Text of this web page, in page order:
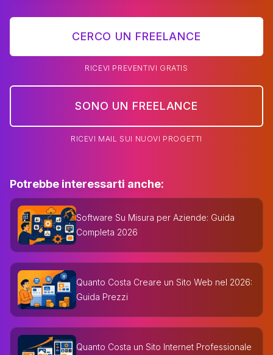
CERCO UN FREELANCE
RICEVI PREVENTIVI GRATIS
SONO UN FREELANCE
RICEVI MAIL SUI NUOVI PROGETTI
Potrebbe interessarti anche:
Software Su Misura per Aziende: Guida
Completa 2026
Quanto Costa Creare un Sito Web nel 2026:
Guida Prezzi
Quanto Costa un Sito Internet Professionale